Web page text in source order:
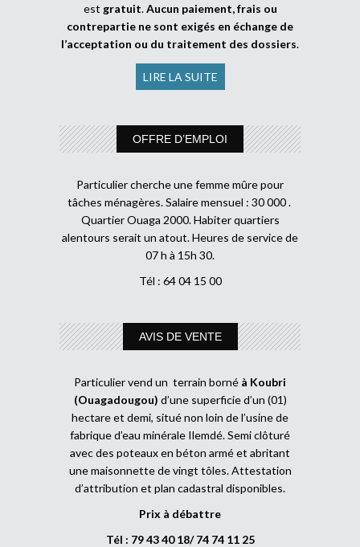
est gratuit.Aucun paiement, frais ou
contrepartie ne sont exigés en échange de
l’acceptation ou du traitement des dossiers.
LIRE LA SUITE
OFFRE D’EMPLOI
Particulier cherche une femme mûre pour
tâches ménagères. Salaire mensuel : 30 000 .
Quartier Ouaga 2000. Habiter quartiers
alentours serait un atout. Heures de service de
07 h à 15h 30.
Tél : 64 04 15 00
AVIS DE VENTE
Particulier vend un terrain borné à Koubri
(Ouagadougou) d’une superficie d’un (01)
hectare et demi, situé non loin de l’usine de
fabrique d’eau minérale Ilemdé. Semi clôturé
avec des poteaux en béton armé et abritant
une maisonnette de vingt tôles. Attestation
d’attribution et plan cadastral disponibles.
Prix à débattre
Tél : 79 43 40 18/ 74 74 11 25